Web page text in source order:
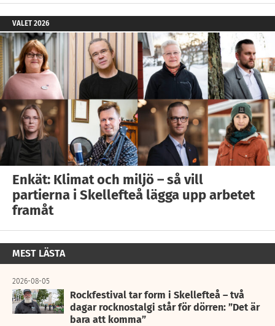
VALET 2026
Enkät: Klimat och miljö – så vill
partierna i Skellefteå lägga upp arbetet
framåt
MEST LÄSTA
2026-08-05
Rockfestival tar form i Skellefteå – två
dagar rocknostalgi står för dörren: ”Det är
bara att komma”